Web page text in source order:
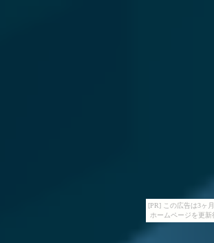
[PR] この広告は3ヶ
ホームページを更